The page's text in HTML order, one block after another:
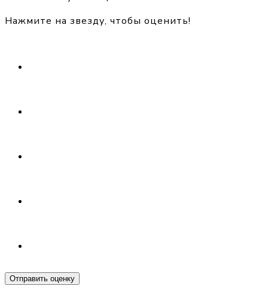
Нажмите на звезду, чтобы оценить!
Отправить оценку